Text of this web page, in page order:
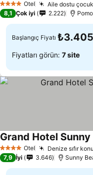
4 Yıldız Otel Aile dostu
8,1 Çok iyi 2.222
Başlangıç Fiyatı ₺3.405
Fiyatları görün: 7 site
4 Yıldız Otel Denize sıfır
Grand Hotel
7,9 İyi 3.646 Sunny